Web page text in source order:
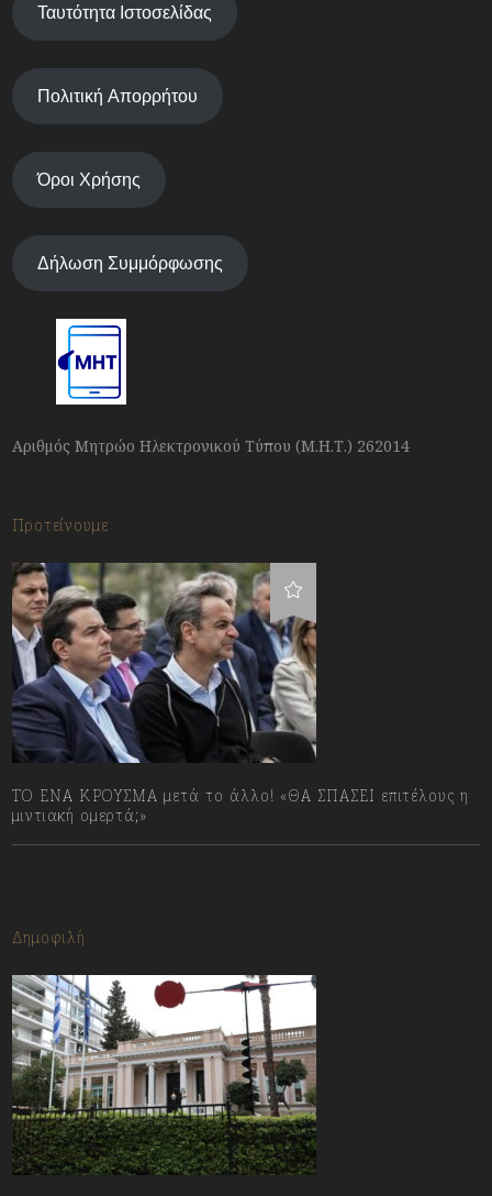
Ταυτότητα Ιστοσελίδας
Πολιτική Απορρήτου
Όροι Χρήσης
Δήλωση Συμμόρφωσης
Αριθμός Μητρώο Ηλεκτρονικού Τύπου (Μ.Η.Τ.) 262014
Προτείνουμε
ΤΟ ΕΝΑ ΚΡΟΥΣΜΑ μετά το άλλο! «ΘΑ ΣΠΑΣΕΙ επιτέλους η
μιντιακή ομερτά;»
Δημοφιλή